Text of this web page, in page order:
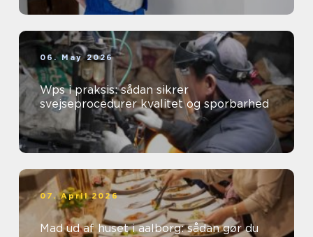
06. May 2026
Wps i praksis: sådan sikrer
svejseprocedurer kvalitet og sporbarhed
07. April 2026
Mad ud af huset i aalborg: sådan gør du